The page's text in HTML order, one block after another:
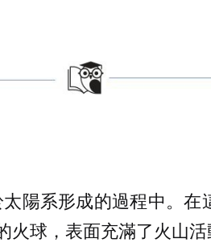
陽系形成的過程中。在
火球，表面充滿了火山